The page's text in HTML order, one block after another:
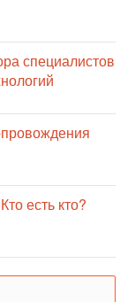
специалистов
есть кто?